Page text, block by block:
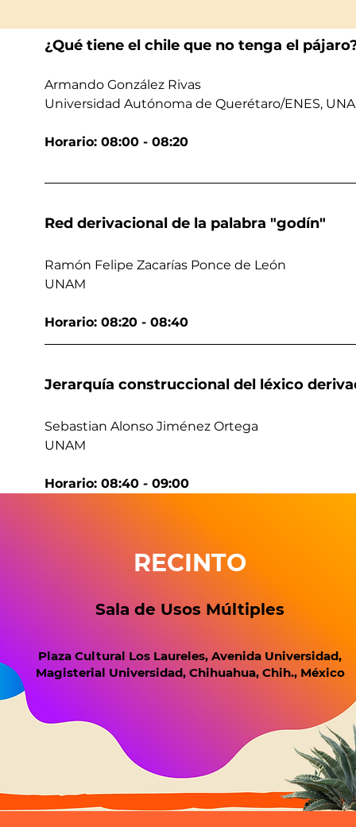
¿Qué tiene el chile que no tenga el
Armando González Rivas
Universidad Autónoma de Querétaro/ENES,
Horario: 08:00 - 08:20
Red derivacional de la palabra "godín"
Ramón Felipe Zacarías Ponce de León
UNAM
Horario: 08:20 - 08:40
Jerarquía construccional del léxico
Sebastian Alonso Jiménez Ortega
UNAM
Horario: 08:40 - 09:00
RECINTO
Sala de Usos Múltiples
Plaza Cultural Los Laureles, Avenida Universidad,
Magisterial Universidad, Chihuahua, Chih., México